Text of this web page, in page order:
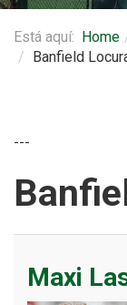
Está aquí: Home
Banfield
---
Maxi